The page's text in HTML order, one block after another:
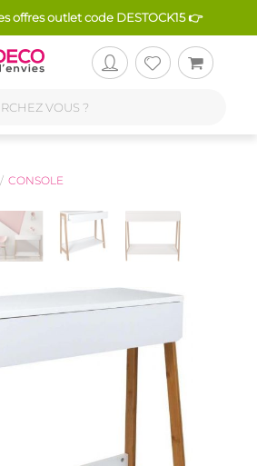
offres outlet code DESTOCK15 👉
CONSOLE